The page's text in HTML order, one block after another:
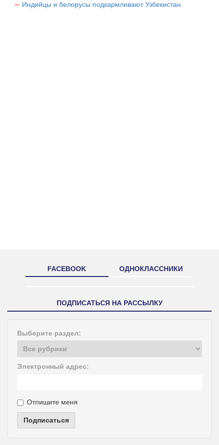
Индийцы и белорусы подкармливают Узбекистан.
FACEBOOK ОДНОКЛАССНИКИ
ПОДПИСАТЬСЯ НА РАССЫЛКУ
Выберите раздел:
Электронный адрес:
Отпишите меня
Подписаться